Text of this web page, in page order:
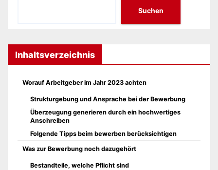
Suchen
Inhaltsverzeichnis
Worauf Arbeitgeber im Jahr 2023 achten
Strukturgebung und Ansprache bei der Bewerbung
Überzeugung generieren durch ein hochwertiges
Anschreiben
Folgende Tipps beim bewerben berücksichtigen
Was zur Bewerbung noch dazugehört
Bestandteile, welche Pflicht sind